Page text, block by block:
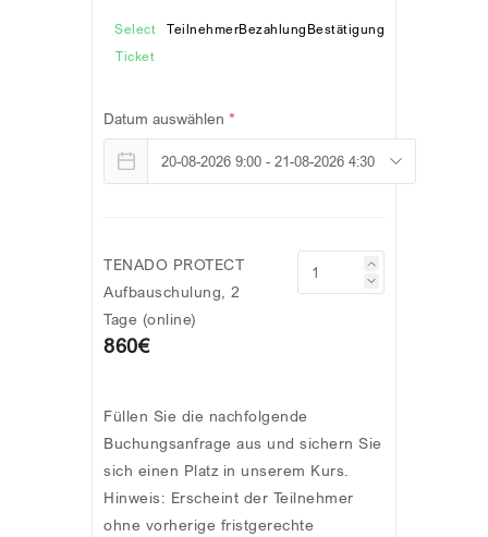
Select
Ticket
TeilnehmerBezahlung Bestätigung
Datum auswählen *
TENADO PROTECT
Aufbauschulung, 2
Tage (online)
860€
Füllen Sie die nachfolgende
Buchungsanfrage aus und sichern Sie
sich einen Platz in unserem Kurs.
Hinweis: Erscheint der Teilnehmer
ohne vorherige fristgerechte